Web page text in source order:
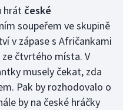
hrát české
soupeřem ve skupině
v zápase s Afričankami
čtvrtého místa. V
musely čekat, zda
Pak by rozhodovalo o
by na české hráčky